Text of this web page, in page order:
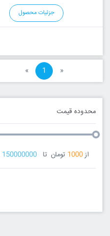
جزئیات محصول
« 1 »
محدوده قیمت
از1000 تومان تا 150000000